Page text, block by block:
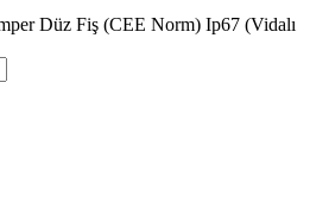
Düz Fiş (CEE Norm) Ip67 (Vidalı